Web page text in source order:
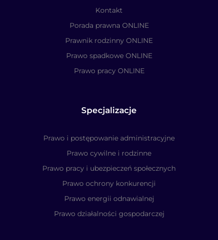
Kontakt
Porada prawna ONLINE
Prawnik rodzinny ONLINE
Prawo spadkowe ONLINE
Prawo pracy ONLINE
Specjalizacje
Prawo i postępowanie administracyjne
Prawo cywilne i rodzinne
Prawo pracy i ubezpieczeń społecznych
Prawo ochrony konkurencji
Prawo energii odnawialnej
Prawo działalności gospodarczej